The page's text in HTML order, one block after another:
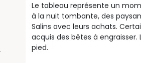
Le tableau représente un
à la nuit tombante, des
Salins avec leurs achats.
acquis des bêtes à
pied.